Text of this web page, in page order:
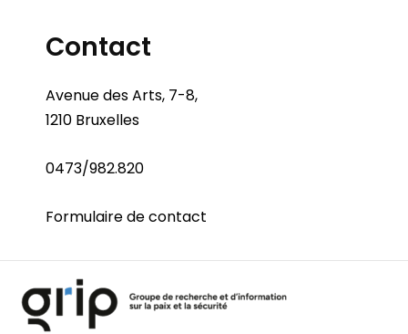
Contact
Avenue des Arts, 7-8,
1210 Bruxelles
0473/982.820
Formulaire de contact